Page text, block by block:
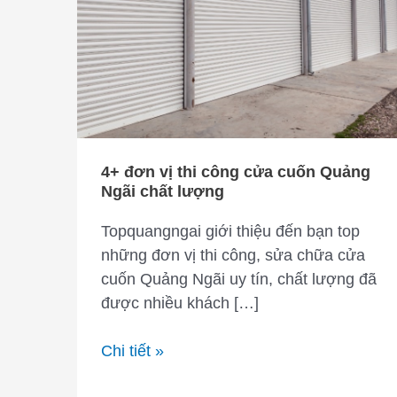
4+ đơn vị thi công cửa cuốn Quảng
Ngãi chất lượng
Topquangngai giới thiệu đến bạn top
những đơn vị thi công, sửa chữa cửa
cuốn Quảng Ngãi uy tín, chất lượng đã
được nhiều khách […]
4+
Chi tiết »